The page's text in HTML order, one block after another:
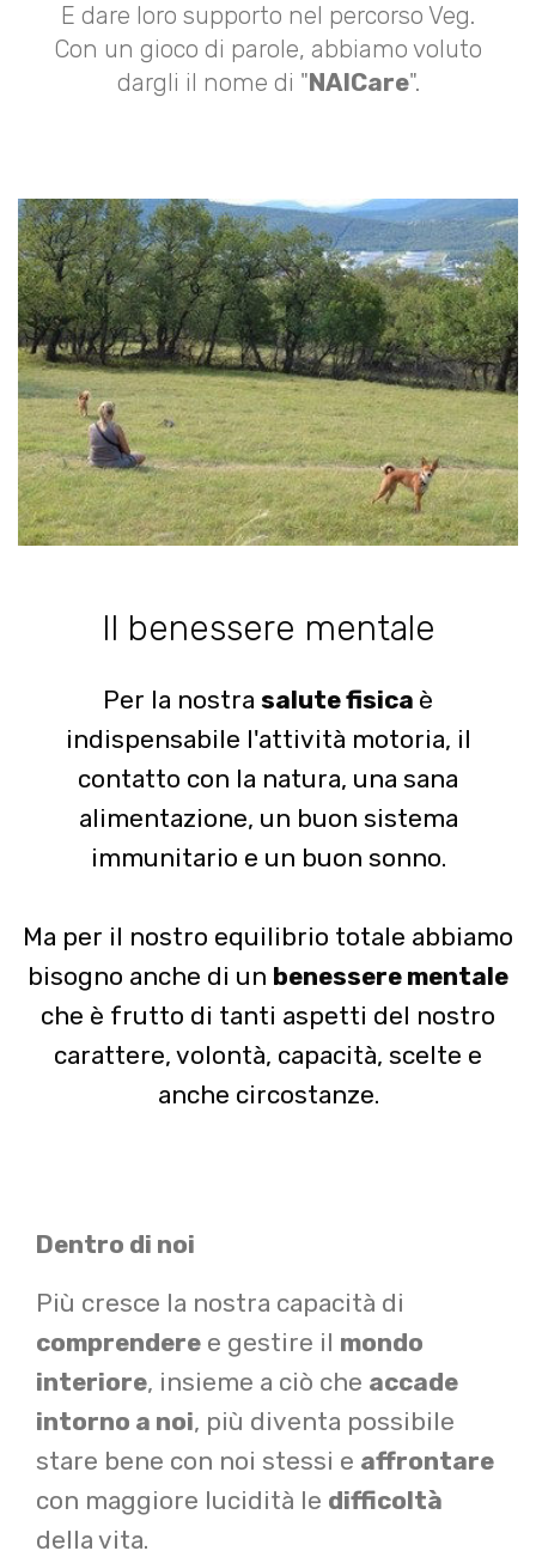
E dare loro supporto nel percorso Veg.
Con un gioco di parole, abbiamo voluto
dargli il nome di "NAICare".
Il benessere mentale
Per la nostra salute fisica è
indispensabile l'attività motoria, il
contatto con la natura, una sana
alimentazione, un buon sistema
immunitario e un buon sonno.
Ma per il nostro equilibrio totale abbiamo
bisogno anche di un benessere mentale
che è frutto di tanti aspetti del nostro
carattere, volontà, capacità, scelte e
anche circostanze.
Dentro di noi
Più cresce la nostra capacità di
comprendere e gestire il mondo
interiore, insieme a ciò che accade
intorno a noi, più diventa possibile
stare bene con noi stessi e affrontare
con maggiore lucidità le difficoltà
della vita.